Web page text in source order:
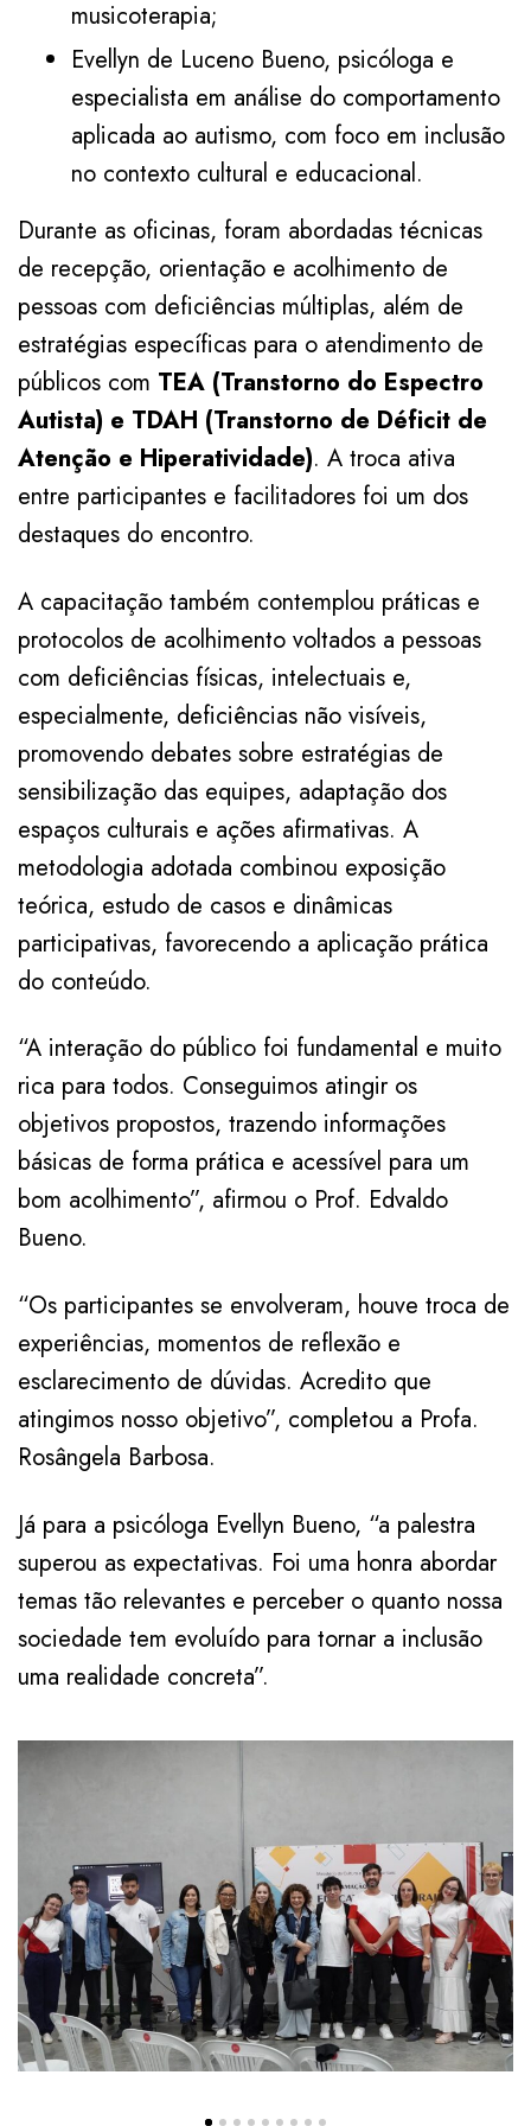
musicoterapia;
Evellyn de Luceno Bueno, psicóloga e
especialista em análise do comportamento
aplicada ao autismo, com foco em inclusão
no contexto cultural e educacional.
Durante as oficinas, foram abordadas técnicas
de recepção, orientação e acolhimento de
pessoas com deficiências múltiplas, além de
estratégias específicas para o atendimento de
públicos com TEA (Transtorno do Espectro
Autista) e TDAH (Transtorno de Déficit de
Atenção e Hiperatividade). A troca ativa
entre participantes e facilitadores foi um dos
destaques do encontro.
A capacitação também contemplou práticas e
protocolos de acolhimento voltados a pessoas
com deficiências físicas, intelectuais e,
especialmente, deficiências não visíveis,
promovendo debates sobre estratégias de
sensibilização das equipes, adaptação dos
espaços culturais e ações afirmativas. A
metodologia adotada combinou exposição
teórica, estudo de casos e dinâmicas
participativas, favorecendo a aplicação prática
do conteúdo.
“A interação do público foi fundamental e muito
rica para todos. Conseguimos atingir os
objetivos propostos, trazendo informações
básicas de forma prática e acessível para um
bom acolhimento”, afirmou o Prof. Edvaldo
Bueno.
“Os participantes se envolveram, houve troca de
experiências, momentos de reflexão e
esclarecimento de dúvidas. Acredito que
atingimos nosso objetivo”, completou a Profa.
Rosângela Barbosa.
Já para a psicóloga Evellyn Bueno, “a palestra
superou as expectativas. Foi uma honra abordar
temas tão relevantes e perceber o quanto nossa
sociedade tem evoluído para tornar a inclusão
uma realidade concreta”.